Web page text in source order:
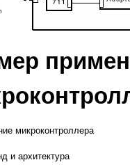
микроконтроллера
и архитектура